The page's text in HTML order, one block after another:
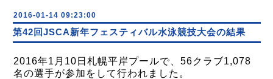
2016-01-14 09:23:00
第42回JSCA新年フェスティバル水泳競技大会の結果
2016年1月10日札幌平岸プールで、56クラブ1,078
名の選手が参加をして行われました。